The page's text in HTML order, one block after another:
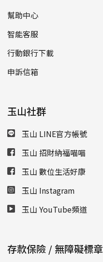
幫助中心
智能客服
行動銀行下載
申訴信箱
玉山社群
玉山 LINE官方帳號
玉山 招財納福喵喵
玉山 數位生活好康
玉山 Instagram
玉山 YouTube頻道
存款保險 / 無障礙標章